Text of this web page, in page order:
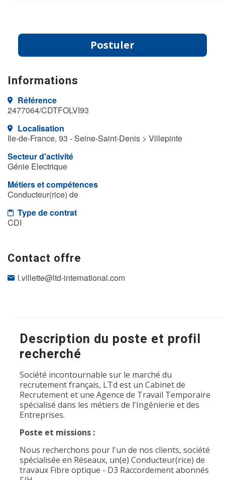
Postuler
Informations
Référence
2477064/CDTFOLVI93
Localisation
Ile-de-France, 93 - Seine-Saint-Denis > Villepinte
Secteur d'activité
Génie Electrique
Métiers et compétences
Conducteur(rice) de
Type de contrat
CDI
Contact offre
l.villette@ltd-international.com
Description du poste et profil
recherché
Société incontournable sur le marché du
recrutement français, LTd est un Cabinet de
Recrutement et une Agence de Travail Temporaire
spécialisé dans les métiers de l'Ingénierie et des
Entreprises.
Poste et missions :
Nous recherchons pour l'un de nos clients, société
spécialisée en Réseaux, un(e) Conducteur(rice) de
travaux Fibre optique - D3 Raccordement abonnés